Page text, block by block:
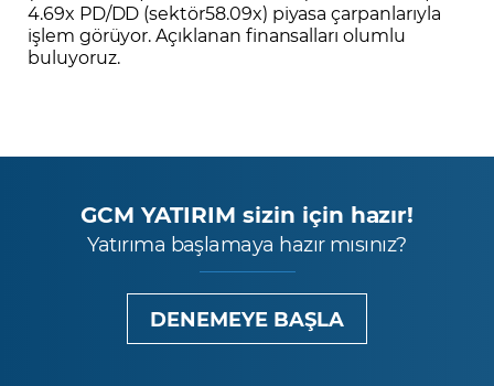
4.69x PD/DD (sektör58.09x) piyasa çarpanlarıyla
işlem görüyor. Açıklanan finansalları olumlu
buluyoruz.
GCM YATIRIM sizin için hazır!
Yatırıma başlamaya hazır mısınız?
DENEMEYE BAŞLA